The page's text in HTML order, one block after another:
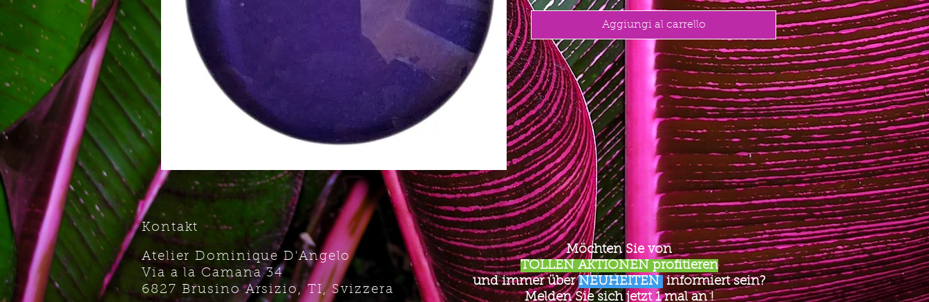
Aggiungi al carrello
Kontakt
Atelier Dominique D'Angelo
Via a la Camana 34
6827 Brusino Arsizio, TI, Svizzera
Möchten Sie von
TOLLEN AKTIONEN profitieren
und immer überNEUHEITEN informiert sein?
Melden Sie sich jetzt 1 mal an !